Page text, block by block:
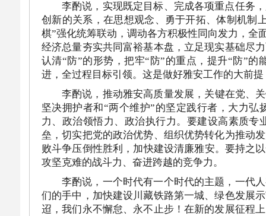
李酌说，实现既定目标、完成各项重点任务
创新的关系，在思想观念、勇于开拓、体制机制
棋”强化统筹联动，调动各方积极性同向发力，全
经济总量夯实共同富裕基本盘，立足现实基础尽
认清“防”的形势，把牢“防”的重点，提升“防”
进，全过程目标引领。这是做好雅安工作的大前
李酌说，推动雅安高质量发展，关键在党、
坚决拥护者和“两个维护”的坚定践行者，大力
力、政治领悟力、政治执行力。要建设高素质
垒，切实把党的政治优势、组织优势转化为推动
败斗争压倒性胜利，加快建设清廉雅安。要持之
攻坚克难的战斗力、奋进跨越的竞争力。
李酌说，一个时代有一个时代的主题，一代
们的手中，加快建设川藏铁路第一城、绿色发展
迢，我们永不懈怠、永不止步！在新的发展征程